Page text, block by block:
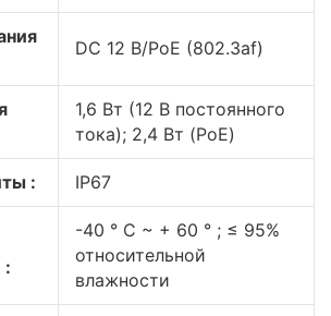
DC 12 В/PoE (802.3af)
1,6 Вт (12 В постоянного
тока); 2,4 Вт (PoE)
: IP67
:
-40 ° C ~ + 60 ° ; ≤ 95%
относительной
влажности